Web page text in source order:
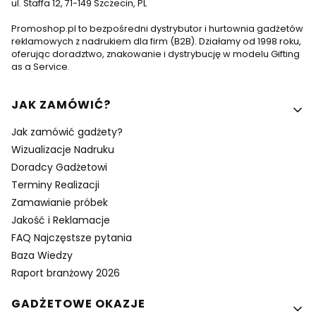
ul. Staffa 12, 71-149 Szczecin, PL
Promoshop.pl to bezpośredni dystrybutor i hurtownia gadżetów
reklamowych z nadrukiem dla firm (B2B). Działamy od 1998 roku,
oferując doradztwo, znakowanie i dystrybucję w modelu Gifting
as a Service.
Linki w stopce
JAK ZAMÓWIĆ?
Jak zamówić gadżety?
Wizualizacje Nadruku
Doradcy Gadżetowi
Terminy Realizacji
Zamawianie próbek
Jakość i Reklamacje
FAQ Najczęstsze pytania
Baza Wiedzy
Raport branżowy 2026
GADŻETOWE OKAZJE